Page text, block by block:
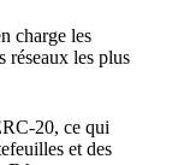
charge les
réseaux les plus
20, ce qui
et des